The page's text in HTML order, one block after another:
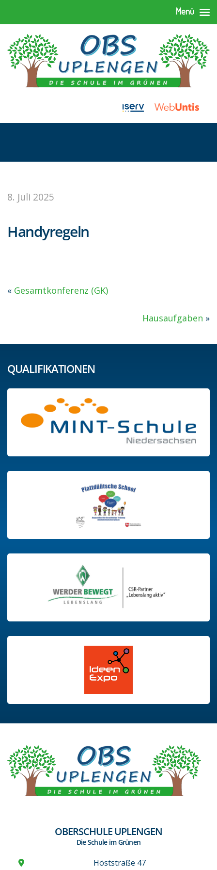
8. Juli 2025
Handyregeln
« Gesamtkonferenz (GK)
Hausaufgaben »
QUALIFIKATIONEN
OBERSCHULE UPLENGEN
Die Schule im Grünen
Höststraße 47
Menü